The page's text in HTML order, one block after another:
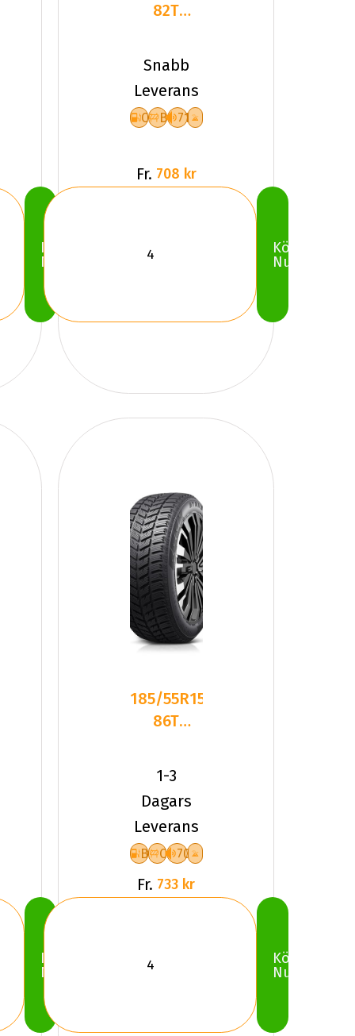
Köp
Nu
82T
Snowleopard
Snabb
Leverans
C B 71
Fr. 708 kr
Köp
Nu
Köp
Nu
185/55R15
86T
SNOW-H
Fr
1-3
Dagars
Leverans
B C 70
Fr. 733 kr
Köp
Nu